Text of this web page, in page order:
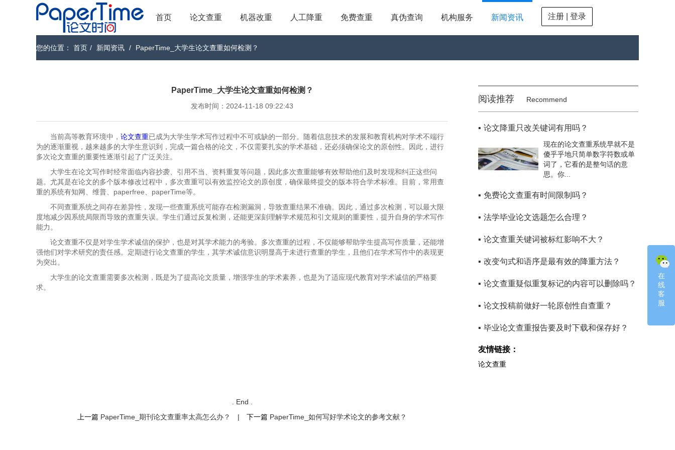
首页 论文查重 机器改重 人工降重 免费查重 真伪查询 机构服务 新闻资讯 注册 | 登录
在
线
客
服
您的位置： 首页 / 新闻资讯 / PaperTime_大学生论文查重如何检测？
PaperTime_大学生论文查重如何检测？
发布时间：2024-11-18 09:22:43
当前高等教育环境中， 论文查重已成为大学生学术写作过程中不可或缺的一部分。随着信息技术的发展和教育机构对学术不端行
为的逐渐重视，越来越多的大学生意识到，完成一篇合格的论文，不仅需要扎实的学术基础，还必须确保论文的原创性。因此，进行
多次论文查重的重要性逐渐引起了广泛关注。
大学生在论文写作时经常面临内容抄袭、引用不当、资料重复等问题，因此多次查重能够有效帮助他们及时发现和纠正这些问
题。尤其是在论文的多个版本修改过程中，多次查重可以有效监控论文的原创度，确保最终提交的版本符合学术标准。目前，常用查
重的系统有知网、维普、paperfree、paperTime等。
不同查重系统之间存在差异性，发现一些查重系统可能存在检测漏洞，导致查重结果不准确。因此，通过多次检测，可以最大限
度地减少因系统局限而导致的查重失误。学生们通过反复检测，还能更深刻理解学术规范和引文规则的重要性，提升自身的学术写作
能力。
论文查重不仅是对学生学术诚信的保护，也是对其学术能力的考验。多次查重的过程，不仅能够帮助学生提高写作质量，还能增
强他们对学术研究的责任感。定期进行论文查重的学生，其学术诚信意识明显高于未进行查重的学生，且他们在学术写作中的表现更
为突出。
大学生的论文查重需要多次检测，既是为了提高论文质量，增强学生的学术素养，也是为了适应现代教育对学术诚信的严格要
求。
. End .
上一篇 PaperTime_期刊论文查重率太高怎么办？ | 下一篇 PaperTime_如何写好学术论文的参考文献？
阅读推荐 Recommend
▪ 论文降重只改关键词有用吗？
现在的论文查重系统早就不是
傻乎乎地只简单数字符数或单
词了，它看的是整句话的意
思。你...
▪ 免费论文查重有时间限制吗？
▪ 法学毕业论文选题怎么合理？
▪ 论文查重关键词被标红影响不大？
▪ 改变句式和语序是最有效的降重方法？
▪ 论文查重疑似重复标记的内容可以删除吗？
▪ 论文投稿前做好一轮原创性自查重？
▪ 毕业论文查重报告要及时下载和保存好？
友情链接：
论文查重
在
线
客
服